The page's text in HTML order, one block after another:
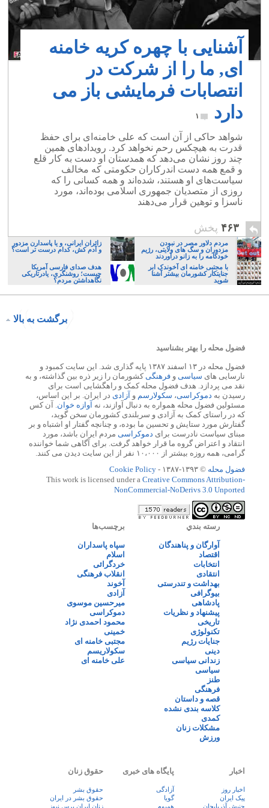
آشنایی با چهره کریه خامنه
ای, ما را از شرکت در
انتصابات فرمایشی باز می
دارد
۱
شواهد حاکی از آن است که علی خامنه‌ای برای حفظ
قدرت به هیچکس رحم نخواهد کرد. رویدادهای همین
چند روز نشان می‌دهد که همدستان او دست به کار قلع
و قمع همه دست اندرکاران حکومتی که مخالف
سیاست‌های او هستند، شده‌اند و همه کسانی را که
روزی از متصدیان جمهوری اسلامی بوده‌اند، مورد
ناسزا و توهین قرار می‌دهند
۴۶۳ پخش
مردم دلاور مصر در نبودن
مزدوران و سگ های ولایتی، رژیم
خودکامه را به زانو درآوردند
زائران ایرانی، و یا پاسدارن مزدور
و آدم کش، کدام درست تر است؟
با مجتبی خامنه ای آخوندک ابر
جنایتکار کشورمان بیشتر آشنا
شوید
هدف صدای فارسی آمریکا
چیست؛ روشنگری، یادرتاریکی
نگاهداشتن مردم؟
برگشت به بالا
فضول محله را بهتر بشناسید
فضول محله در ۱۳ اسفند ۱۳۸۷ پایه گذاری شد. این سایت کمبود و
نارسایی های سیاسی و فرهنگیکشورمان را زیر ذره بین گذاشته، و به
نقد می پردازد. هدف فضول محله کمک و راهگشایی است برای
رسیدن به دموکراسی، سکولارسم و آزادی در ایران. بر این اساس،
مسئولین فضول محله همواره به دنبال آوازند، نه آوازه خوان. آن کس
که در راستای کمک به آزادی و سربلندی کشورمان سخن گوید،
گفتارش مورد ستایش و تحسین ما بوده، و چنانچه گفتار او اشتباه و بر
مبنای سیاست نادرست برای دموکراسی مردم ایران باشد، مورد
انتقاد و اعتراض گروه ما قرار خواهد گرفت. برای آگاهی شما خواننده
گرامی، همه روزه بیشتر از ۱۰،۰۰۰ نفر از این سایت دیدن می کنند.
فضول محله © ۱۳۹۳-۱۳۸۷ -
Cookie Policy
This work is licensed under a Creative Commons Attribution-
NonCommercial-NoDerivs 3.0 Unported
رسته بندي
آوارگان و پناهندگان
اقتصاد
انتخابات
انتقادی
بهداشت و تندرستی
بیوگرافی
پادشاهی
پیشنهاد و نظریات
تاریخی
تکنولوژی
جنایات رژیم
دینی
زندانی سیاسی
سیاسی
طنز
فرهنگی
قصه و داستان
کلاسه بندی نشده
کمدی
مشکلات زنان
ورزش
برچسب‌ها
سپاه پاسداران
اسلام
خردگرائی
انقلاب فرهنگی
آخوند
آزادی
میرحسین موسوی
دموکراسی
محمود احمدی نژاد
خمینی
مجتبی خامنه ای
سکولاریسم
علی خامنه ای
اخبار
اخبار روز
پيک ايران
جنبش آذربایجان
پایگاه های خبری
آزادگی
گویا
همبوم
حقوق زنان
حقوق بشر
حقوق بشر در ایران
زنان ايران پرس نيوز